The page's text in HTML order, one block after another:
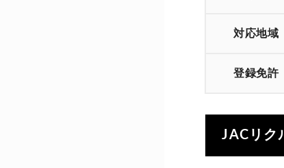
対応地域
登録免許
JACリク